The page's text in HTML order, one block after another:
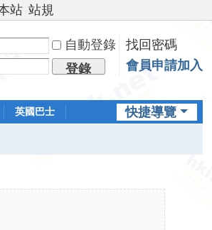
站 站規
自動登錄
找回密碼
登錄 會員申請加入
快捷導覽
英國巴士